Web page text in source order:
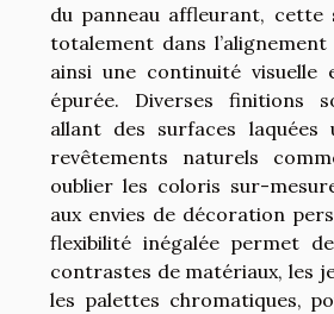
du panneau affleurant, cette
totalement dans
ainsi une continuité visuelle
épurée. Diverses finitions
allant des surfaces laquées
revêtements naturels
oublier les coloris sur-
aux envies de décoration
flexibilité inégalée permet
contrastes de matériaux, les
les palettes chromatiques,